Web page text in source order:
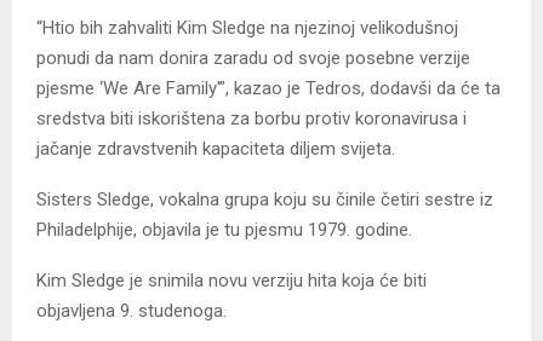
“Htio bih zahvaliti Kim Sledge na njezinoj velikodušnoj
ponudi da nam donira zaradu od svoje posebne verzije
pjesme ‘We Are Family'”, kazao je Tedros, dodavši da će ta
sredstva biti iskorištena za borbu protiv koronavirusa i
jačanje zdravstvenih kapaciteta diljem svijeta.
Sisters Sledge, vokalna grupa koju su činile četiri sestre iz
Philadelphije, objavila je tu pjesmu 1979. godine.
Kim Sledge je snimila novu verziju hita koja će biti
objavljena 9. studenoga.